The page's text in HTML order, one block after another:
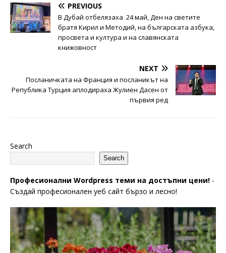
PREVIOUS
В Дубай отбелязаха 24 май, Ден на светите
братя Кирил и Методий, на българската азбука,
просвета и култура и на славянската
книжовност
NEXT
Посланичката на Франция и посланикът на
Република Турция аплодираха Жулиен Дасен от
първия ред
Search
Search
Професионални Wordpress теми на достъпни цени! -
Създай професионален уеб сайт бързо и лесно!